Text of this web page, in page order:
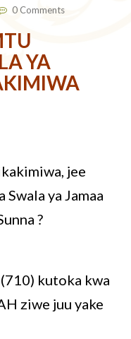
0 Comments
YA
jee
ya Jamaa
?
kutoka kwa
ziwe juu yake